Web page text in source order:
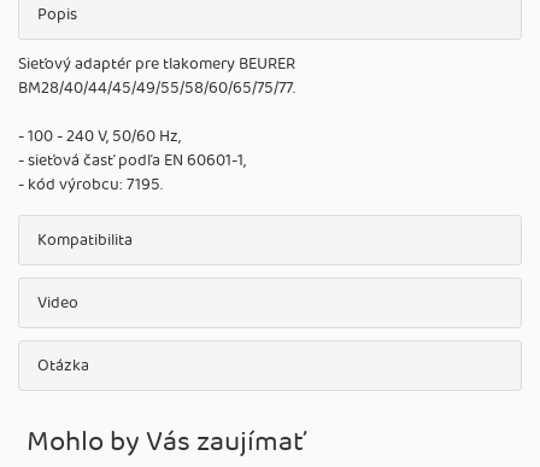
Popis
Sieťový adaptér pre tlakomery BEURER
BM28/40/44/45/49/55/58/60/65/75/77.
- 100 - 240 V, 50/60 Hz,
- sieťová časť podľa EN 60601-1,
- kód výrobcu: 7195.
Kompatibilita
Video
Otázka
Mohlo by Vás zaujímať